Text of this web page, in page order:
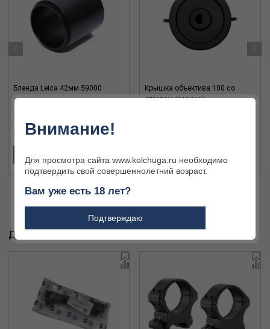
Бленда Leica 42мм 59000
5 600 ₽
Крышка объектива 100 со
стеклом (резина)
‹ ›
ДРУГИЕ ТОВАРЫ БРЕНДА
Внимание!
Для просмотра сайта www.kolchuga.ru необходимо
подтвердить свой совершеннолетний возраст.
Вам уже есть 18 лет?
Подтверждаю